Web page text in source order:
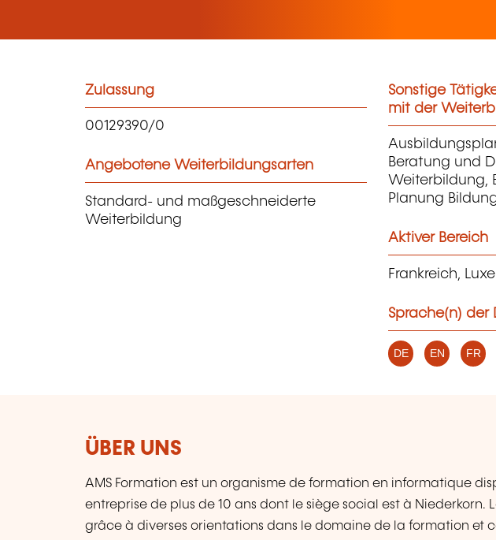
Zulassung
00129390/0
Angebotene Weiterbildungsarten
Standard- und maßgeschneiderte
Weiterbildung
Sonstige
mit der
Beratung und
Weiterbildung,
Planung
Aktiver Bereich
Frankreich,
Sprache(n) der
DE EN FR
ÜBER UNS
AMS Formation est un organisme de formation en informatique
entreprise de plus de 10 ans dont le siège social est à Niederkorn.
grâce à diverses orientations dans le domaine de la formation et